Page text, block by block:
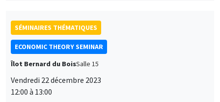
SÉMINAIRES THÉMATIQUES
ECONOMIC THEORY SEMINAR
Îlot Bernard du BoisSalle 15
Vendredi 22 décembre 2023
12:00 à 13:00